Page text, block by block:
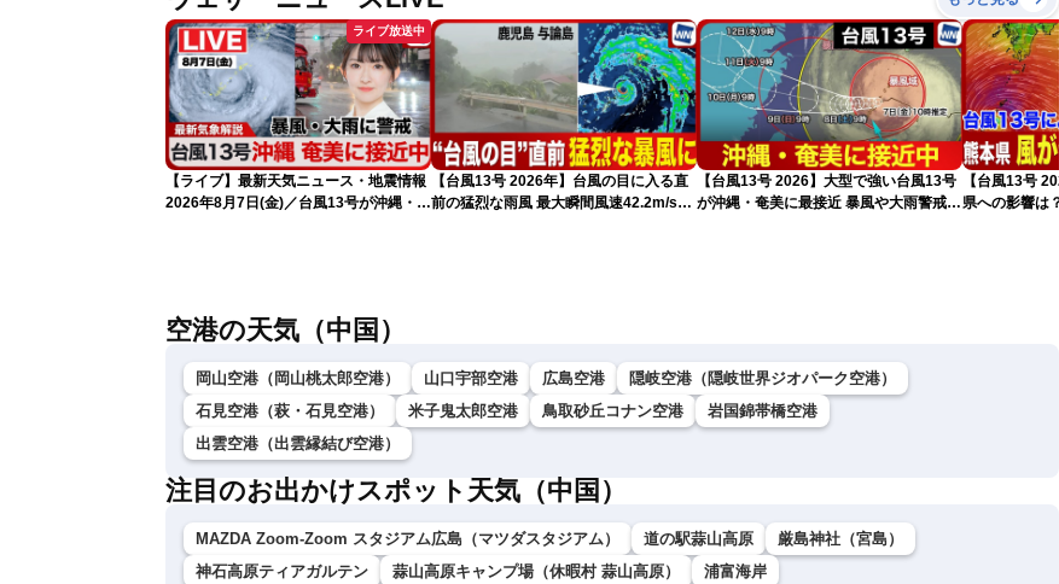
ライブ放送中
【ライブ】最新天気ニュース・地震情報
2026年8月7日(金)／台風13号が沖縄・奄
【台風13号 2026年】台風の目に入る直
前の猛烈な雨風 最大瞬間風速42.2m/s観
【台風13号 2026】大型で強い台風13号
が沖縄・奄美に最接近 暴風や大雨警戒
【台風13号
県への影響は
空港の天気（中国）
岡山空港（岡山桃太郎空港） 山口宇部空港 広島空港
隠岐空港（隠岐世界ジオパーク空港）
石見空港（萩・石見空港）
米子鬼太郎空港 鳥取砂丘コナン空港
岩国錦帯橋空港
出雲空港（出雲縁結び空港）
注目のお出かけスポット天気（中国）
MAZDA Zoom-Zoom スタジアム広島（マツダスタジアム） 道の駅蒜山高原
厳島神社（宮島）
神石高原ティアガルテン
蒜山高原キャンプ場（休暇村 蒜山高原）
浦富海岸